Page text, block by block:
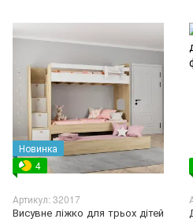
Новинка
4
Артикул: 32017
Висувне ліжко для трьох дітей